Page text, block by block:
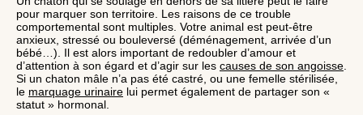
pour marquer son territoire. Les raisons de ce trouble
comportemental sont multiples. Votre animal est peut-être
anxieux, stressé ou bouleversé (déménagement, arrivée d’un
bébé…). Il est alors important de redoubler d’amour et
d’attention à son égard et d’agir sur les causes de son angoisse.
Si un chaton mâle n’a pas été castré, ou une femelle stérilisée,
le marquage urinaire lui permet également de partager son «
statut » hormonal.